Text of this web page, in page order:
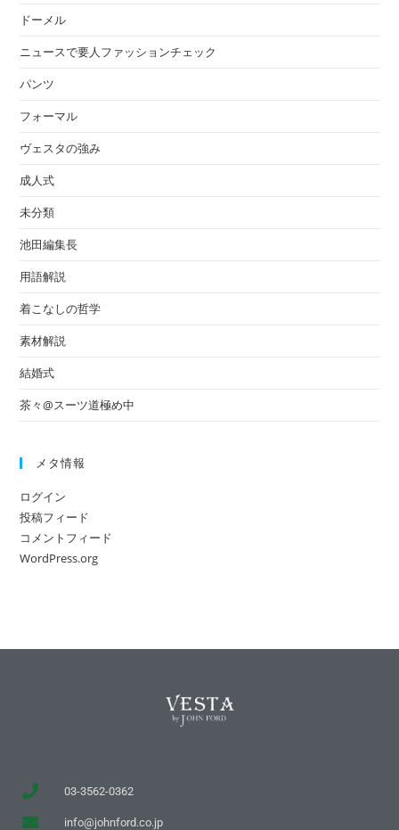
ドーメル
ニュースで要人ファッションチェック
パンツ
フォーマル
ヴェスタの強み
成人式
未分類
池田編集長
用語解説
着こなしの哲学
素材解説
結婚式
茶々@スーツ道極め中
メタ情報
ログイン
投稿フィード
コメントフィード
WordPress.org
03-3562-0362
info@johnford.co.jp